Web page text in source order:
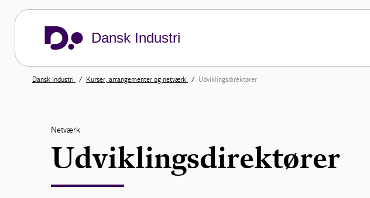
Dansk Industri
Dansk Industri Kurser, arrangementer og netværk Udviklingsdirektører
Netværk
Udviklingsdirektører